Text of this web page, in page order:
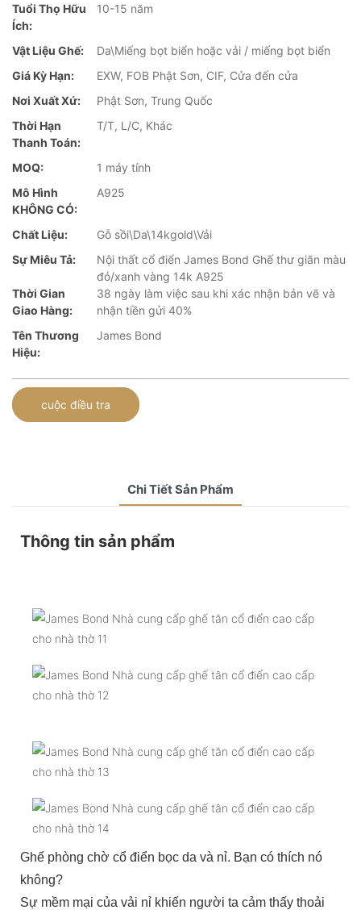
Tuổi Thọ Hữu
Ích:
10-15 năm
Vật Liệu Ghế:
Da\Miếng bọt biển hoặc vải / miếng bọt biển
Giá Kỳ Hạn:
EXW, FOB Phật Sơn, CIF, Cửa đến cửa
Nơi Xuất Xứ:
Phật Sơn, Trung Quốc
Thời Hạn
Thanh Toán:
T/T, L/C, Khác
MOQ:
1 máy tính
Mô Hình
KHÔNG CÓ:
A925
Chất Liệu:
Gỗ sồi\Da\14kgold\Vải
Sự Miêu Tả:
Nội thất cổ điển James Bond Ghế thư giãn màu
đỏ/xanh vàng 14k A925
Thời Gian
Giao Hàng:
38 ngày làm việc sau khi xác nhận bản vẽ và
nhận tiền gửi 40%
Tên Thương
Hiệu:
James Bond
cuộc điều tra
Chi Tiết Sản Phẩm
Thông tin sản phẩm
Ghế phòng chờ cổ điển bọc da và nỉ. Bạn có thích nó
không?
Sự mềm mại của vải nỉ khiến người ta cảm thấy thoải